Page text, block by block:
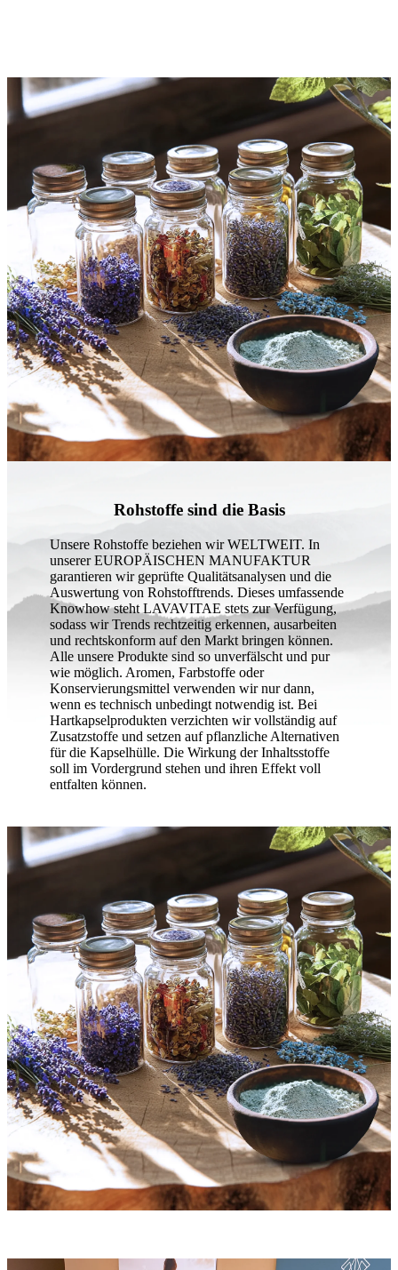
Rohstoffe sind die Basis
Unsere Rohstoffe beziehen wir WELTWEIT. In
unserer EUROPÄISCHEN MANUFAKTUR
garantieren wir geprüfte Qualitätsanalysen und die
Auswertung von Rohstofftrends. Dieses umfassende
Knowhow steht LAVAVITAE stets zur Verfügung,
sodass wir Trends rechtzeitig erkennen, ausarbeiten
und rechtskonform auf den Markt bringen können.
Alle unsere Produkte sind so unverfälscht und pur
wie möglich. Aromen, Farbstoffe oder
Konservierungsmittel verwenden wir nur dann,
wenn es technisch unbedingt notwendig ist. Bei
Hartkapselprodukten verzichten wir vollständig auf
Zusatzstoffe und setzen auf pflanzliche Alternativen
für die Kapselhülle. Die Wirkung der Inhaltsstoffe
soll im Vordergrund stehen und ihren Effekt voll
entfalten können.